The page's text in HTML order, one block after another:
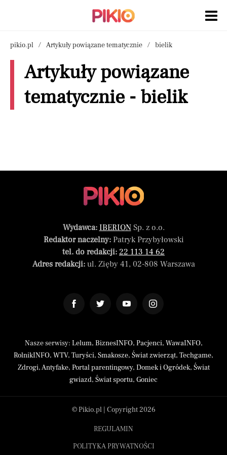
pikio.pl Artykuły powiązane tematycznie bielik
Artykuły powiązane
tematycznie - bielik
Wydawca: IBERIONSp. z o.o.
Redaktor naczelny:Patryk Przybyłowski
tel. do redakcji: 22 113 14 62
Adres redakcji:ul. Zięby 41, 02-808 Warszawa
Nasze serwisy: Lelum, BiznesINFO, Pacjenci, WawaINFO,
RolnikINFO, WTV, Turyści, Smakosze, Świat zwierząt, Techgame,
Zdrogi,Antyfake, Portal parentingowy, Domek i Ogródek, Świat
gwiazd, Świat sportu, Goniec
© Pikio.pl | Copyright 2026
REGULAMIN
POLITYKA PRYWATNOŚCI